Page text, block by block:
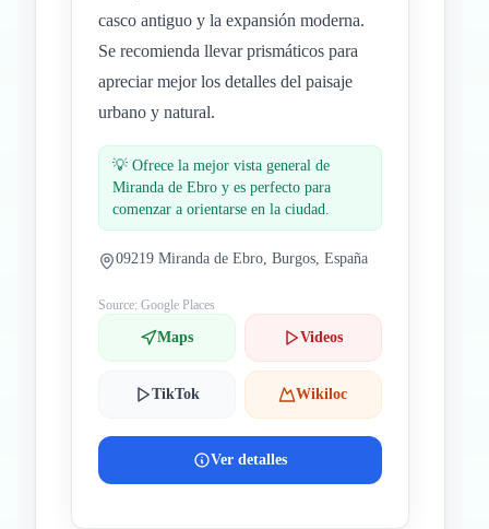
casco antiguo y la expansión moderna.
Se recomienda llevar prismáticos para
apreciar mejor los detalles del paisaje
urbano y natural.
💡 Ofrece la mejor vista general de
Miranda de Ebro y es perfecto para
comenzar a orientarse en la ciudad.
09219 Miranda de Ebro, Burgos, España
Source: Google Places
Maps Videos
TikTok Wikiloc
Ver detalles